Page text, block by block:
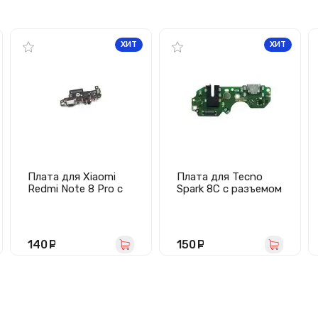
Плата для Xiaomi
Redmi Note 8 Pro с
ХИТ
140
Плата для Tecno
Spark 8C с разъемом
ХИТ
150